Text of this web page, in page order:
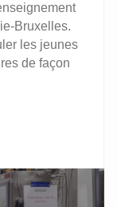
Bruxelles.
les jeunes
de façon